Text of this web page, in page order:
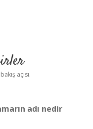
açısı.
adı nedir